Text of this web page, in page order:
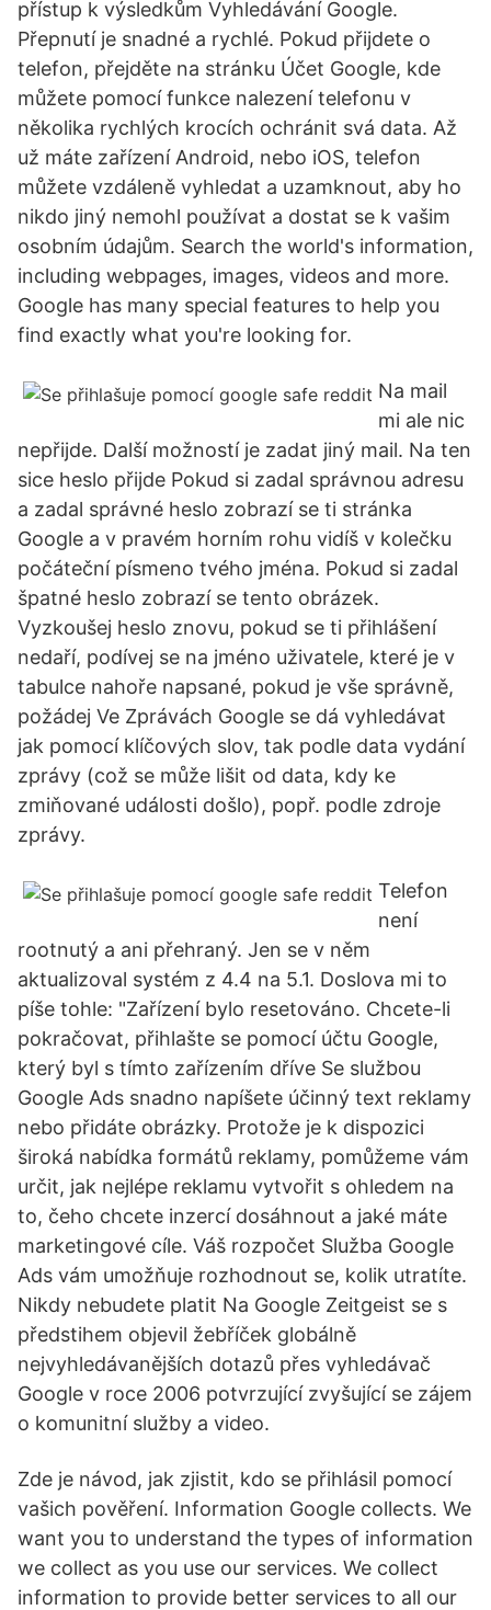
přístup k výsledkům Vyhledávání Google.
Přepnutí je snadné a rychlé. Pokud přijdete o
telefon, přejděte na stránku Účet Google, kde
můžete pomocí funkce nalezení telefonu v
několika rychlých krocích ochránit svá data. Až
už máte zařízení Android, nebo iOS, telefon
můžete vzdáleně vyhledat a uzamknout, aby ho
nikdo jiný nemohl používat a dostat se k vašim
osobním údajům. Search the world's information,
including webpages, images, videos and more.
Google has many special features to help you
find exactly what you're looking for.
Na mail
mi ale nic
nepřijde. Další možností je zadat jiný mail. Na ten
sice heslo přijde Pokud si zadal správnou adresu
a zadal správné heslo zobrazí se ti stránka
Google a v pravém horním rohu vidíš v kolečku
počáteční písmeno tvého jména. Pokud si zadal
špatné heslo zobrazí se tento obrázek.
Vyzkoušej heslo znovu, pokud se ti přihlášení
nedaří, podívej se na jméno uživatele, které je v
tabulce nahoře napsané, pokud je vše správně,
požádej Ve Zprávách Google se dá vyhledávat
jak pomocí klíčových slov, tak podle data vydání
zprávy (což se může lišit od data, kdy ke
zmiňované události došlo), popř. podle zdroje
zprávy.
Telefon
není
rootnutý a ani přehraný. Jen se v něm
aktualizoval systém z 4.4 na 5.1. Doslova mi to
píše tohle: "Zařízení bylo resetováno. Chcete-li
pokračovat, přihlašte se pomocí účtu Google,
který byl s tímto zařízením dříve Se službou
Google Ads snadno napíšete účinný text reklamy
nebo přidáte obrázky. Protože je k dispozici
široká nabídka formátů reklamy, pomůžeme vám
určit, jak nejlépe reklamu vytvořit s ohledem na
to, čeho chcete inzercí dosáhnout a jaké máte
marketingové cíle. Váš rozpočet Služba Google
Ads vám umožňuje rozhodnout se, kolik utratíte.
Nikdy nebudete platit Na Google Zeitgeist se s
předstihem objevil žebříček globálně
nejvyhledávanějších dotazů přes vyhledávač
Google v roce 2006 potvrzující zvyšující se zájem
o komunitní služby a video.
Zde je návod, jak zjistit, kdo se přihlásil pomocí
vašich pověření. Information Google collects. We
want you to understand the types of information
we collect as you use our services. We collect
information to provide better services to all our